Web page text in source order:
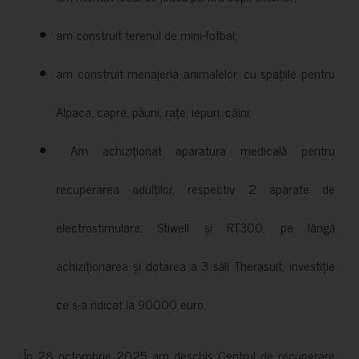
am construit terenul de mini-fotbal;
am construit menajeria animalelor, cu spațiile pentru
Alpaca, capre, păuni, rațe, iepuri, câini;
Am achiziționat aparatura medicală pentru
recuperarea adulților, respectiv 2 aparate de
electrostimulare: Stiwell și RT300, pe lângă
achiziționarea și dotarea a 3 săli Therasuit, investiție
ce s-a ridicat la 90000 euro.